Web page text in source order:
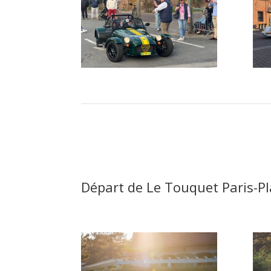
Départ de Le Touquet Paris-